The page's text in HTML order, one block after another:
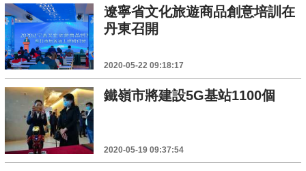
遼寧省文化旅遊商品創意培訓在
丹東召開
2020-05-22 09:18:17
鐵嶺市將建設5G基站1100個
2020-05-19 09:37:54